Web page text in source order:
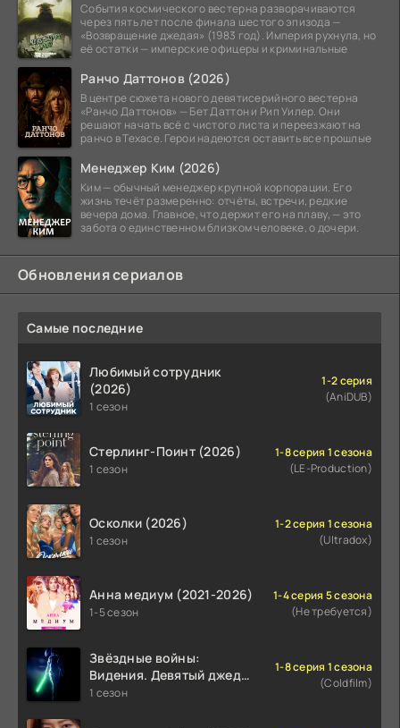
События космического вестерна разворачиваются
через пять лет после финала шестого эпизода —
«Возвращение джедая» (1983 год). Империя рухнула, но
её остатки — имперские офицеры и криминальные
Ранчо Даттонов (2026)
В центре сюжета нового девятисерийного вестерна
«Ранчо Даттонов» — Бет Даттон и Рип Уилер. Они
решают начать всё с чистого листа и переезжают на
ранчо в Техасе. Герои надеются оставить все прошлые
Менеджер Ким (2026)
Ким — обычный менеджер крупной корпорации. Его
жизнь течёт размеренно: отчёты, встречи, редкие
вечера дома. Главное, что держит его на плаву, — это
забота о единственном близком человеке, о дочери.
Обновления сериалов
Самые последние
Любимый сотрудник
(2026)
1 сезон
1-2 серия
(AniDUB)
Стерлинг-Поинт (2026)
1 сезон
1-8 серия 1 сезона
(LE-Production)
Осколки (2026)
1 сезон
1-2 серия 1 сезона
(Ultradox)
Анна медиум (2021-2026)
1-5 сезон
1-4 серия 5 сезона
(Не требуется)
Звёздные войны:
Видения. Девятый джедай
(2026)
1 сезон
1-8 серия 1 сезона
(Coldfilm)